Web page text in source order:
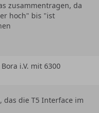
zusammentragen, da
hoch" bis "ist
i.V. mit 6300
das die T5 Interface im